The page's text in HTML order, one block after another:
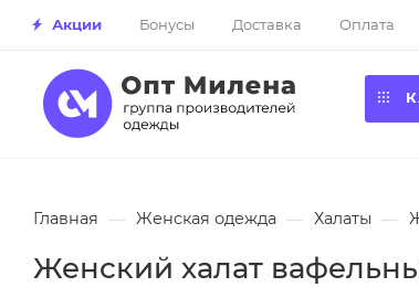
Акции Бонусы Доставка Оплата
Главная — Женская одежда — Халаты —
Женский халат